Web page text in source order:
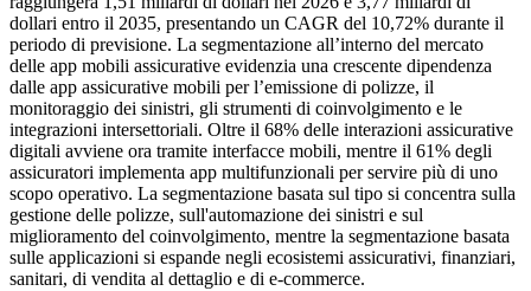
dollari entro il 2035, presentando un CAGR del 10,72% durante il
periodo di previsione. La segmentazione all’interno del mercato
delle app mobili assicurative evidenzia una crescente dipendenza
dalle app assicurative mobili per l’emissione di polizze, il
monitoraggio dei sinistri, gli strumenti di coinvolgimento e le
integrazioni intersettoriali. Oltre il 68% delle interazioni assicurative
digitali avviene ora tramite interfacce mobili, mentre il 61% degli
assicuratori implementa app multifunzionali per servire più di uno
scopo operativo. La segmentazione basata sul tipo si concentra sulla
gestione delle polizze, sull'automazione dei sinistri e sul
miglioramento del coinvolgimento, mentre la segmentazione basata
sulle applicazioni si espande negli ecosistemi assicurativi, finanziari,
sanitari, di vendita al dettaglio e di e-commerce.